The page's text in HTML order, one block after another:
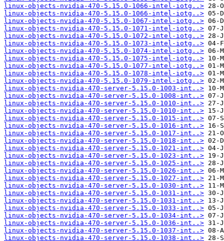
linux-objects-nvidia-470-5.15.0-1066-intel-iotg..>
linux-objects-nvidia-470-5.15.0-1066-intel-iotg..>
linux-objects-nvidia-470-5.15.0-1067-intel-iotg..>
linux-objects-nvidia-470-5.15.0-1071-intel-iotg..>
linux-objects-nvidia-470-5.15.0-1072-intel-iotg..>
linux-objects-nvidia-470-5.15.0-1073-intel-iotg..>
linux-objects-nvidia-470-5.15.0-1074-intel-iotg..>
linux-objects-nvidia-470-5.15.0-1075-intel-iotg..>
linux-objects-nvidia-470-5.15.0-1077-intel-iotg..>
linux-objects-nvidia-470-5.15.0-1078-intel-iotg..>
linux-objects-nvidia-470-5.15.0-1079-intel-iotg..>
linux-objects-nvidia-470-server-5.15.0-1003-int..>
linux-objects-nvidia-470-server-5.15.0-1008-int..>
linux-objects-nvidia-470-server-5.15.0-1010-int..>
linux-objects-nvidia-470-server-5.15.0-1010-int..>
linux-objects-nvidia-470-server-5.15.0-1015-int..>
linux-objects-nvidia-470-server-5.15.0-1016-int..>
linux-objects-nvidia-470-server-5.15.0-1017-int..>
linux-objects-nvidia-470-server-5.15.0-1018-int..>
linux-objects-nvidia-470-server-5.15.0-1021-int..>
linux-objects-nvidia-470-server-5.15.0-1023-int..>
linux-objects-nvidia-470-server-5.15.0-1025-int..>
linux-objects-nvidia-470-server-5.15.0-1026-int..>
linux-objects-nvidia-470-server-5.15.0-1027-int..>
linux-objects-nvidia-470-server-5.15.0-1030-int..>
linux-objects-nvidia-470-server-5.15.0-1031-int..>
linux-objects-nvidia-470-server-5.15.0-1031-int..>
linux-objects-nvidia-470-server-5.15.0-1033-int..>
linux-objects-nvidia-470-server-5.15.0-1034-int..>
linux-objects-nvidia-470-server-5.15.0-1036-int..>
linux-objects-nvidia-470-server-5.15.0-1037-int..>
linux-objects-nvidia-470-server-5.15.0-1038-int..>